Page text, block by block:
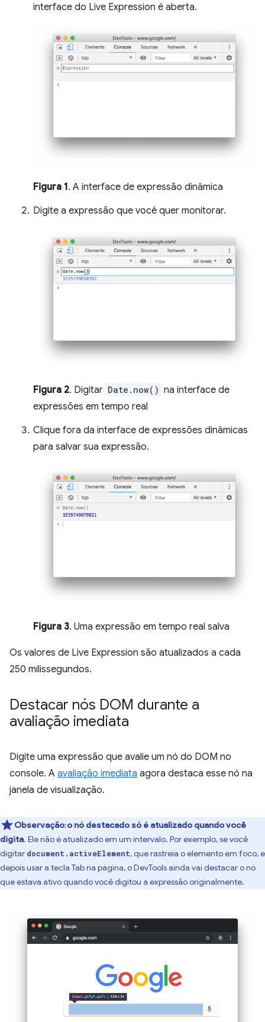
interface do Live Expression é aberta.
Figura 1. A interface de expressão dinâmica
Digite a expressão que você quer monitorar.
Figura 2. Digitar Date.now() na interface de
expressões em tempo real
Clique fora da interface de expressões dinâmicas
para salvar sua expressão.
Figura 3. Uma expressão em tempo real salva
Os valores de Live Expression são atualizados a cada
250 milissegundos.
Destacar nós DOM durante a
avaliação imediata
Digite uma expressão que avalie um nó do DOM no
console. A avaliação imediata agora destaca esse nó na
janela de visualização.
Observação:o nó destacado só é atualizado quando você
digita. Ele não é atualizado em um intervalo. Por exemplo, se você
digitar document.activeElement, que rastreia o elemento em foco, e
depois usar a tecla Tab na página, o DevTools ainda vai destacar o nó
que estava ativo quando você digitou a expressão originalmente.